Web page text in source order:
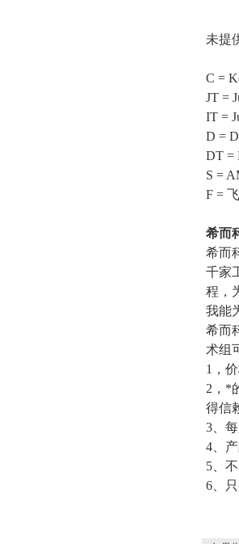
未提
C =
JT =
IT =
D =
DT =
S =
F =
希而
希而
千家
程，
我能
希而
术组
1，
2，*
得信
3、
4、
5、
6、